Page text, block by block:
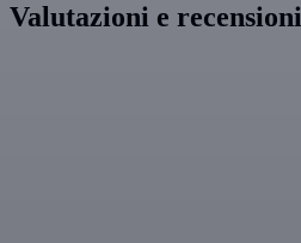
Valutazioni e recensioni